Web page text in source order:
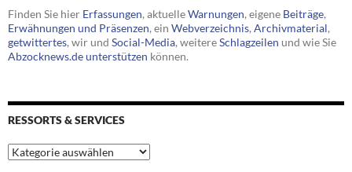
Finden Sie hier Erfassungen, aktuelleWarnungen, eigene Beiträge,
Erwähnungen und Präsenzen, ein Webverzeichnis, Archivmaterial,
getwittertes, wir und Social-Media, weitereSchlagzeilen und wie Sie
Abzocknews.de unterstützen können.
RESSORTS & SERVICES
Ressorts
&